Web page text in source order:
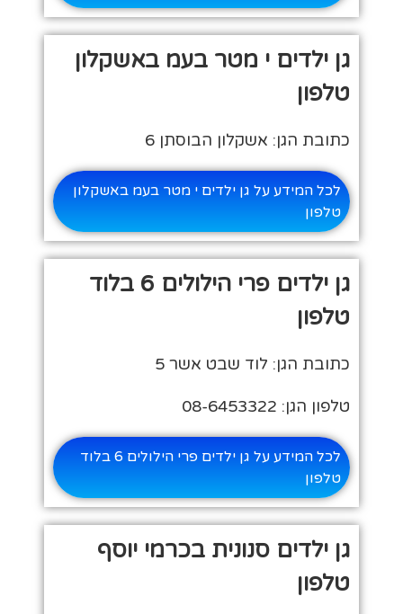
גן ילדים י מטר בעמ באשקלון
טלפון
כתובת הגן: אשקלון הבוסתן 6
לכל המידע על גן ילדים י מטר בעמ באשקלון
טלפון
גן ילדים פרי הילולים 6 בלוד
טלפון
כתובת הגן: לוד שבט אשר 5
טלפון הגן: 08-6453322
לכל המידע על גן ילדים פרי הילולים 6 בלוד
טלפון
גן ילדים סנונית בכרמי יוסף
טלפון